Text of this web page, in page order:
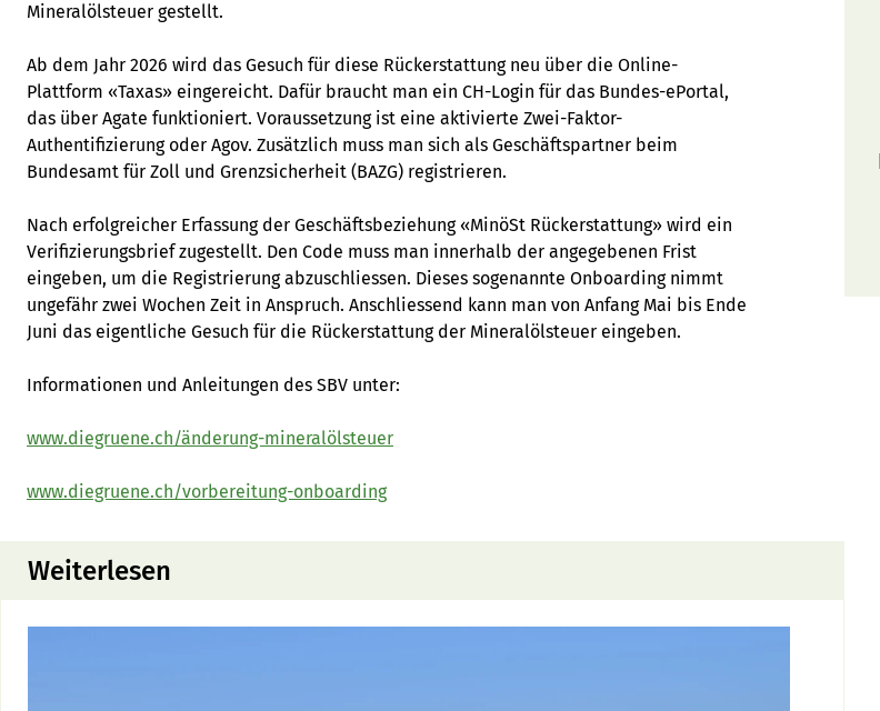
Mineralölsteuer gestellt.
Ab dem Jahr 2026 wird das Gesuch für diese Rückerstattung neu über die Online-
Plattform «Taxas» eingereicht. Dafür braucht man ein CH-Login für das Bundes-ePortal,
das über Agate funktioniert. Voraussetzung ist eine aktivierte Zwei-Faktor-
Authentifizierung oder Agov. Zusätzlich muss man sich als Geschäftspartner beim
Bundesamt für Zoll und Grenzsicherheit (BAZG) registrieren.
Nach erfolgreicher Erfassung der Geschäftsbeziehung «MinöSt Rückerstattung» wird ein
Verifizierungsbrief zugestellt. Den Code muss man innerhalb der angegebenen Frist
eingeben, um die Registrierung abzuschliessen. Dieses sogenannte Onboarding nimmt
ungefähr zwei Wochen Zeit in Anspruch. Anschliessend kann man von Anfang Mai bis Ende
Juni das eigentliche Gesuch für die Rückerstattung der Mineralölsteuer eingeben.
Informationen und Anleitungen des SBV unter:
www.diegruene.ch/änderung-mineralölsteuer
www.diegruene.ch/vorbereitung-onboarding
Weiterlesen